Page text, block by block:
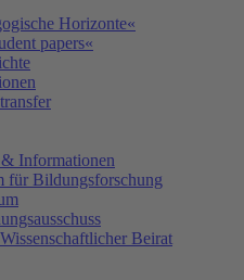
Horizonte«
papers«
Informationen
für Bildungsforschung
Beirat